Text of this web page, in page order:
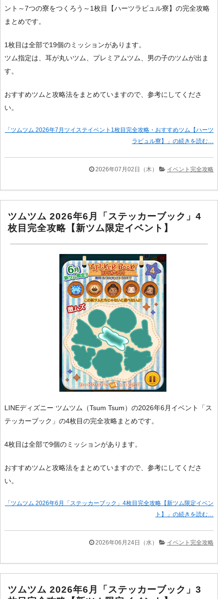
ント～7つの寮をつくろう～1枚目【ハーツラビュル寮】の完全攻略
まとめです。
1枚目は全部で19個のミッションがあります。
ツム指定は、耳が丸いツム、プレミアムツム、男の子のツムが出ま
す。
おすすめツムと攻略法をまとめていますので、参考にしてくださ
い。
「ツムツム 2026年7月ツイステイベント1枚目完全攻略・おすすめツム【ハーツ
ラビュル寮】」の続きを読む…
2026年07月02日（木） イベント完全攻略
ツムツム 2026年6月「ステッカーブック」4
枚目完全攻略【新ツム限定イベント】
LINEディズニー ツムツム（Tsum Tsum）の2026年6月イベント「ス
テッカーブック」の4枚目の完全攻略まとめです。
4枚目は全部で9個のミッションがあります。
おすすめツムと攻略法をまとめていますので、参考にしてくださ
い。
「ツムツム 2026年6月「ステッカーブック」4枚目完全攻略【新ツム限定イベン
ト】」の続きを読む…
2026年06月24日（水） イベント完全攻略
ツムツム 2026年6月「ステッカーブック」3